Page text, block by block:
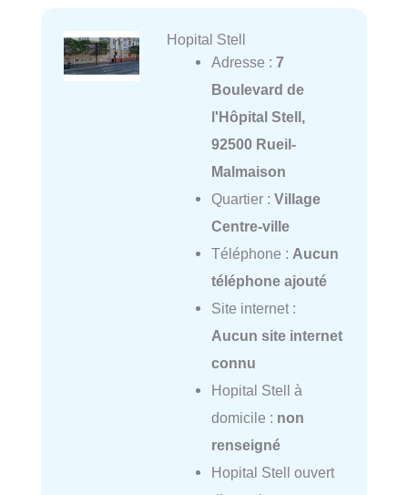
Hopital Stell
Adresse : 7
Boulevard de
l'Hôpital Stell,
92500 Rueil-
Malmaison
Quartier : Village
Centre-ville
Téléphone : Aucun
téléphone ajouté
Site internet :
Aucun site internet
connu
Hopital Stell à
domicile : non
renseigné
Hopital Stell ouvert